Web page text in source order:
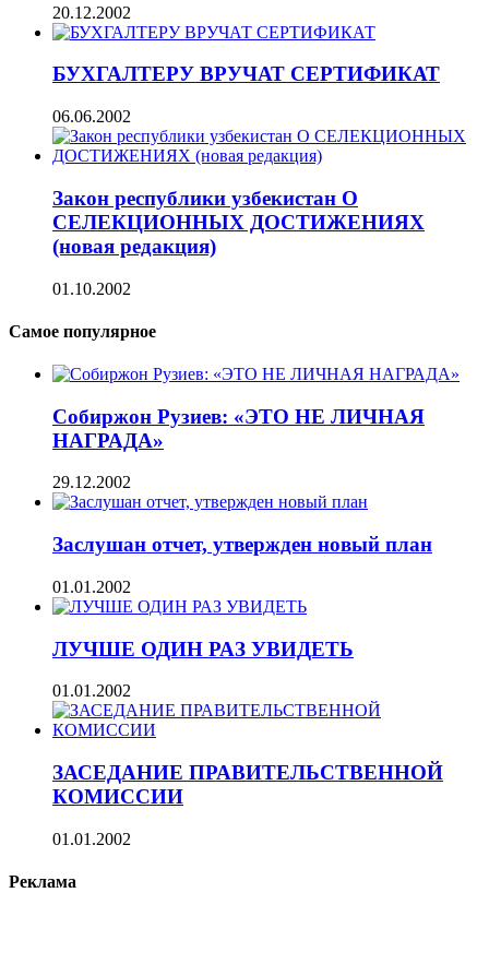
20.12.2002
БУХГАЛТЕРУ ВРУЧАТ СЕРТИФИКАТ
06.06.2002
Закон республики узбекистан О
СЕЛЕКЦИОННЫХ ДОСТИЖЕНИЯХ
(новая редакция)
01.10.2002
Самое популярное
Собиржон Рузиев: «ЭТО НЕ ЛИЧНАЯ
НАГРАДА»
29.12.2002
Заслушан отчет, утвержден новый план
01.01.2002
ЛУЧШЕ ОДИН РАЗ УВИДЕТЬ
01.01.2002
ЗАСЕДАНИЕ ПРАВИТЕЛЬСТВЕННОЙ
КОМИССИИ
01.01.2002
Реклама